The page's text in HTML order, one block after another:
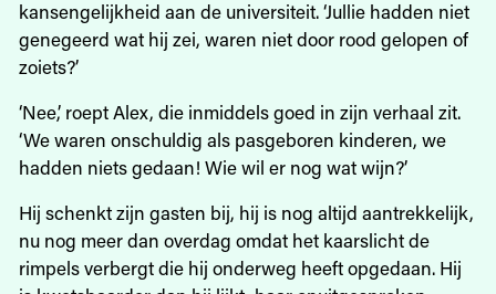
kansengelijkheid aan de universiteit. ‘Jullie hadden niet
genegeerd wat hij zei, waren niet door rood gelopen of
zoiets?’
‘Nee,’ roept Alex, die inmiddels goed in zijn verhaal zit.
‘We waren onschuldig als pasgeboren kinderen, we
hadden niets gedaan! Wie wil er nog wat wijn?’
Hij schenkt zijn gasten bij, hij is nog altijd aantrekkelijk,
nu nog meer dan overdag omdat het kaarslicht de
rimpels verbergt die hij onderweg heeft opgedaan. Hij